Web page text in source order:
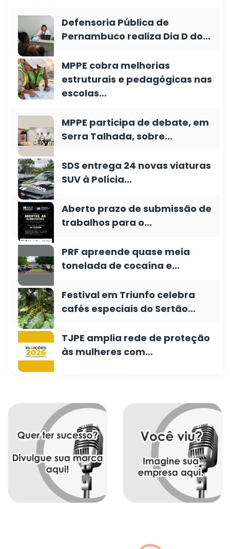
Defensoria Pública de
Pernambuco realiza Dia D do…
MPPE cobra melhorias
estruturais e pedagógicas nas
escolas…
MPPE participa de debate, em
Serra Talhada, sobre…
SDS entrega 24 novas viaturas
SUV à Polícia…
Aberto prazo de submissão de
trabalhos para o…
PRF apreende quase meia
tonelada de cocaína e…
Festival em Triunfo celebra
cafés especiais do Sertão…
TJPE amplia rede de proteção
às mulheres com…